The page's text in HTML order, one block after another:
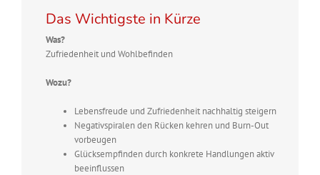
Das Wichtigste in Kürze
Was?
Zufriedenheit und Wohlbefinden
Wozu?
Lebensfreude und Zufriedenheit nachhaltig steigern
Negativspiralen den Rücken kehren und Burn-Out
vorbeugen
Glücksempfinden durch konkrete Handlungen aktiv
beeinflussen